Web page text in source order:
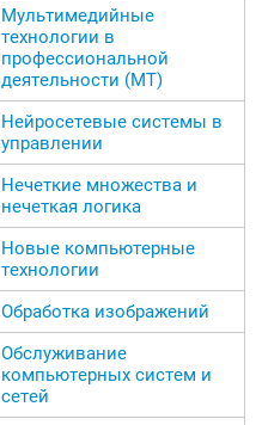
Мультимедийные
технологии в
профессиональной
деятельности (МТ)
Нейросетевые системы в
управлении
Нечеткие множества и
нечеткая логика
Новые компьютерные
технологии
Обработка изображений
Обслуживание
компьютерных систем и
сетей